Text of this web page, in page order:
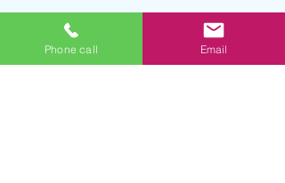
Chillax Store Oy
on rekisteröity kaupparekisteriin
Phone call Email